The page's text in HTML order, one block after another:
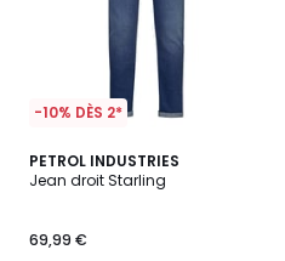
-10% DÈS 2*
PETROL INDUSTRIES
Jean droit Starling
69,99 €
4,5
/ 5
3
Couleurs